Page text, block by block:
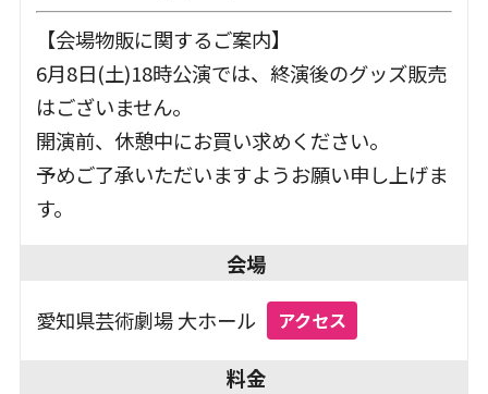
柿澤勇人
北 香那
白洲 迅
渡部豪太
豊田裕大
櫻井章喜
いいむろなおき
【会場物販に関するご案内】
6月8日(土)18時公演では、終演後のグッズ販売
はございません。
開演前、休憩中にお買い求めください。
予めご了承いただいますようお願い申し上げま
す。
会場
愛知県芸術劇場 大ホール アクセス
料金